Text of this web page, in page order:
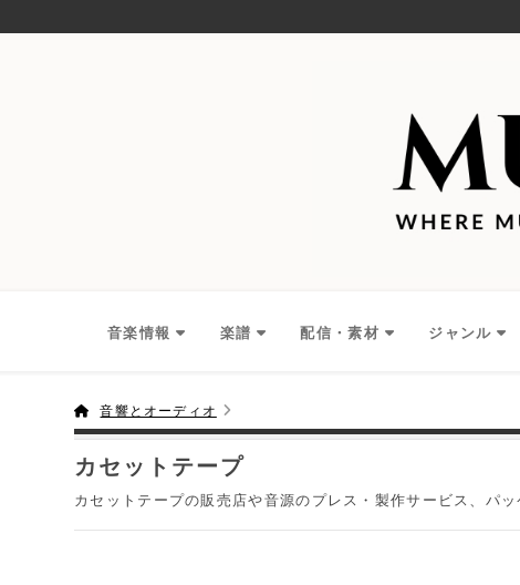
音楽情報 楽譜 配信・素材 ジャンル
音響とオーディオ
カセットテープ
カセットテープの販売店や音源のプレス・製作サービス、パ